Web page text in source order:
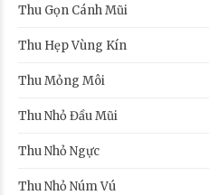
Thu Gọn Cánh Mũi
Thu Hẹp Vùng Kín
Thu Mỏng Môi
Thu Nhỏ Đầu Mũi
Thu Nhỏ Ngực
Thu Nhỏ Núm Vú